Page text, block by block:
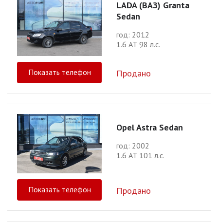
LADA (ВАЗ) Granta
Sedan
год: 2012
1.6 АТ 98 л.с.
Показать телефон Продано
Opel Astra Sedan
год: 2002
1.6 АТ 101 л.с.
Показать телефон Продано